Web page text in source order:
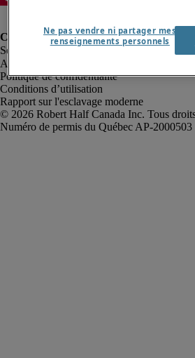
Alerte à la fraude
Politique de confidentialité
Conditions d’utilisation
Rapport sur l'esclavage moderne
Robert Half Canada Inc. Tous
Ne pas vendre ni partager mes
renseignements personnels